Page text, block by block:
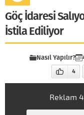
Göç İdaresi
İstila Ediliyor
Nasıl Yapılır?
4
Reklam 4